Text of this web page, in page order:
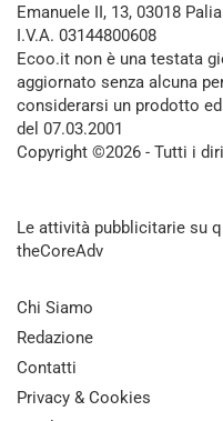
Emanuele II, 13, 03018
I.V.A. 03144800608
Ecoo.it non è una testata
aggiornato senza alcuna
considerarsi un prodotto
del 07.03.2001
Copyright ©2026 - Tutti i
Le attività pubblicitarie su
theCoreAdv
Chi Siamo
Redazione
Contatti
Privacy & Cookies